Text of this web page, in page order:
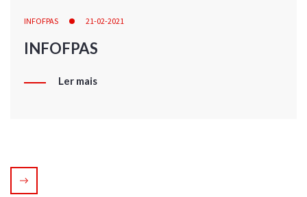
INFOFPAS 21-02-2021
INFOFPAS
Ler mais